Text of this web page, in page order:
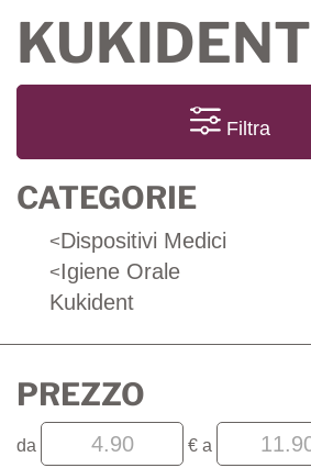
KUKIDENT
Filtra
CATEGORIE
<Dispositivi Medici
<Igiene Orale
Kukident
PREZZO
filtra
da
da €
filtra
a
a